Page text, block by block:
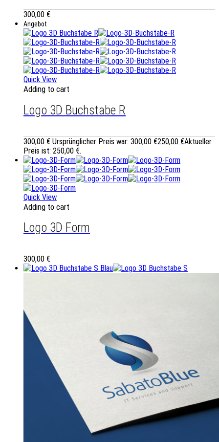
300,00 €
Angebot
Quick View
Adding to cart
Logo 3D Buchstabe R
300,00€ Ursprünglicher Preis war: 300,00 €250,00 €Aktueller
Preis ist: 250,00 €.
Quick View
Adding to cart
Logo 3D Form
300,00 €